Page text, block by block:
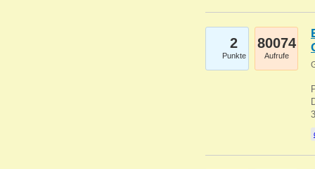
2
Punkte
80074
Aufrufe